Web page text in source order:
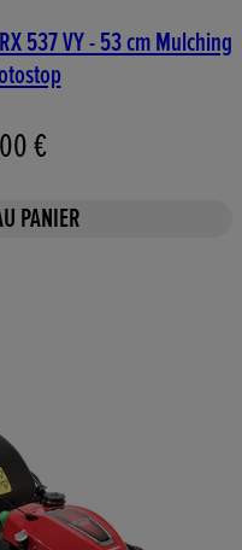
537 VY - 53 cm Mulching
€
PANIER